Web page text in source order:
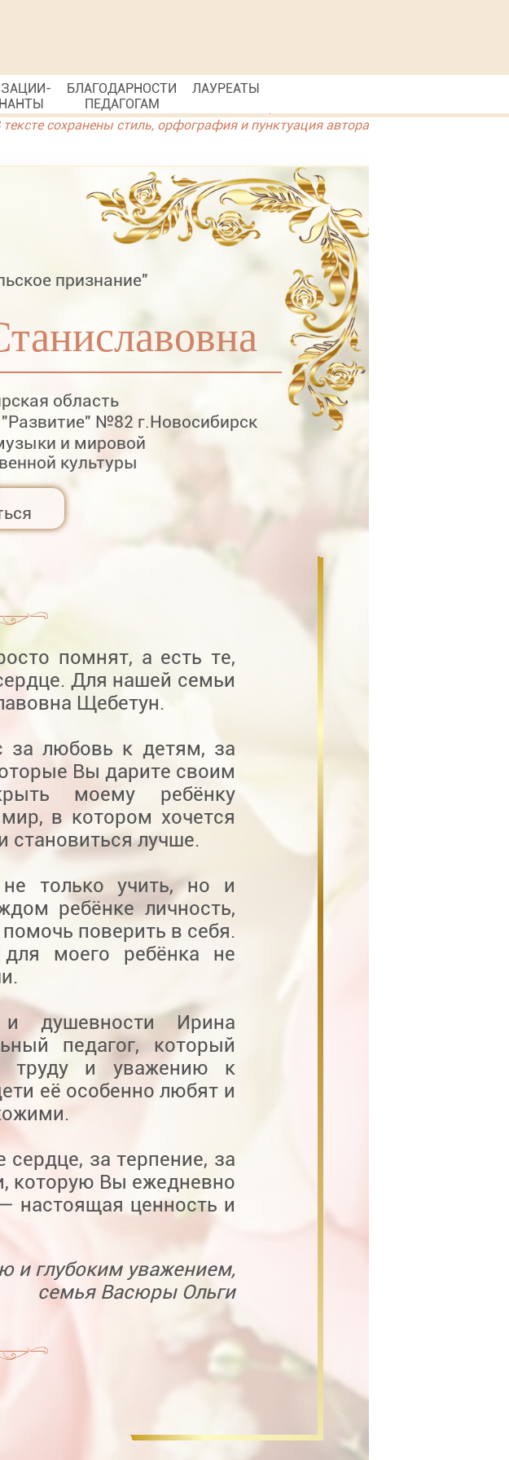
БЛАГОДАРНОСТИ
ПЕДАГОГАМ
ЛАУРЕАТЫ
тексте сохранены стиль, орфография и пунктуация автора
признание"
область
№82 г.Новосибирск
и мировой
культуры
помнят, а есть те,
Для нашей семьи
Щебетун.
за любовь к детям, за
Вы дарите своим
моему ребёнку
в котором хочется
становиться лучше.
только учить, но и
ребёнке личность,
поверить в себя.
моего ребёнка не
душевности Ирина
педагог, который
труду и уважению к
её особенно любят и
за терпение, за
которую Вы ежедневно
настоящая ценность и
и глубоким уважением,
семья Васюры Ольги